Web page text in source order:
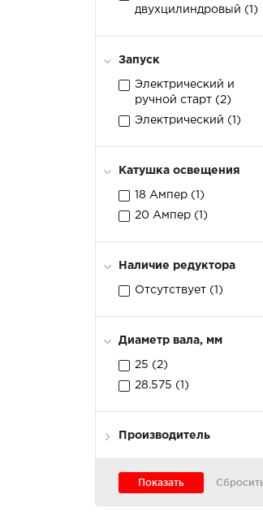
двухцилиндровый (1 )
Запуск
Электрический и
ручной старт (2)
Электрический (1 )
Катушка освещения
18 Ампер (1 )
20 Ампер (1 )
Наличие редуктора
Отсутствует (1 )
Диаметр вала, мм
25 (2)
28.575 (1 )
Производитель